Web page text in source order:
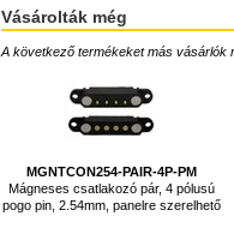
Vásárolták még
A következő termékeket más vásárlók
MGNTCON254-PAIR-4P-PM
Mágneses csatlakozó pár, 4 pólusú
pogo pin, 2.54mm, panelre szerelhető